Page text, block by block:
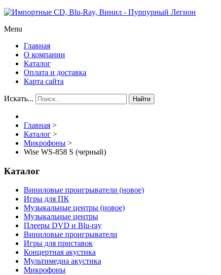
Menu
Главная
О компании
Каталог
Оплата и доставка
Карта сайта
Искать... Найти
Главная >
Каталог >
Микрофоны >
Wise WS-858 S (черный)
Каталог
Виниловые проигрыватели (новое)
Игры для ПК
Музыкальные центры (новое)
Музыкальные центры
Плееры DVD и Blu-ray
Виниловые проигрыватели
Игры для приставок
Концертная акустика
Мультимедиа акустика
Микрофоны